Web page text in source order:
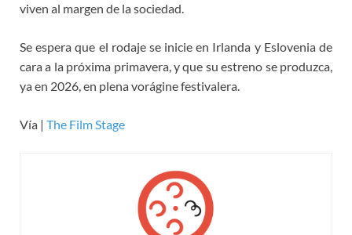
viven al margen de la sociedad.
Se espera que el rodaje se inicie en Irlanda y Eslovenia de
cara a la próxima primavera, y que su estreno se produzca,
ya en 2026, en plena vorágine festivalera.
Vía | The Film Stage